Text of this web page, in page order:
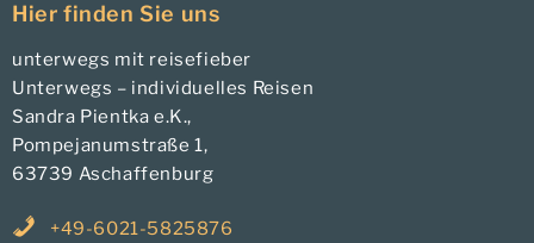
Hier finden Sie uns
unterwegs mit reisefieber
Unterwegs – individuelles Reisen
Sandra Pientka e.K.,
Pompejanumstraße 1,
63739 Aschaffenburg
+49-6021-5825876